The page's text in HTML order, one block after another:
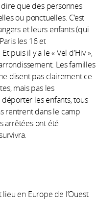
que des personnes
ou ponctuelles. C’est
et leurs enfants (qui
les 16 et
puis il y a le « Vel d’Hiv »,
Les familles
disent pas clairement ce
mais pas les
les enfants, tous
rentrent dans le camp
arrêtées ont été
lieu en Europe de l’Ouest